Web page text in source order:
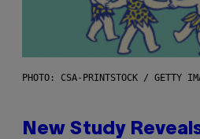
PHOTO: CSA-PRINTSTOCK / GETTY
New Study